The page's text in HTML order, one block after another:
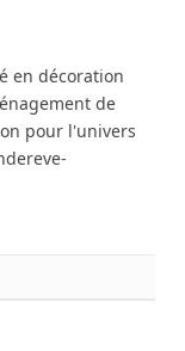
en décoration
de
pour l'univers